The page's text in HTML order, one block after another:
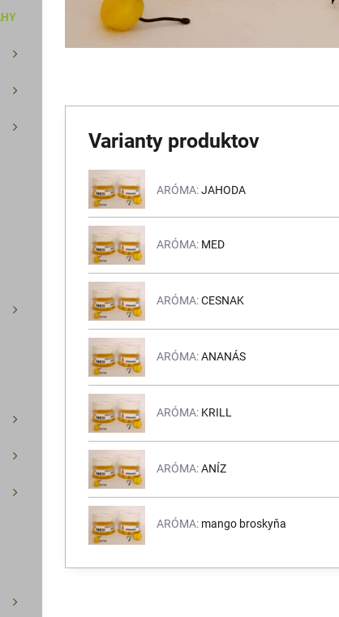
Varianty produktov
ARÓMA:JAHODA
ARÓMA: MED
ARÓMA:CESNAK
ARÓMA:ANANÁS
ARÓMA: KRILL
ARÓMA:ANÍZ
ARÓMA: mango broskyňa